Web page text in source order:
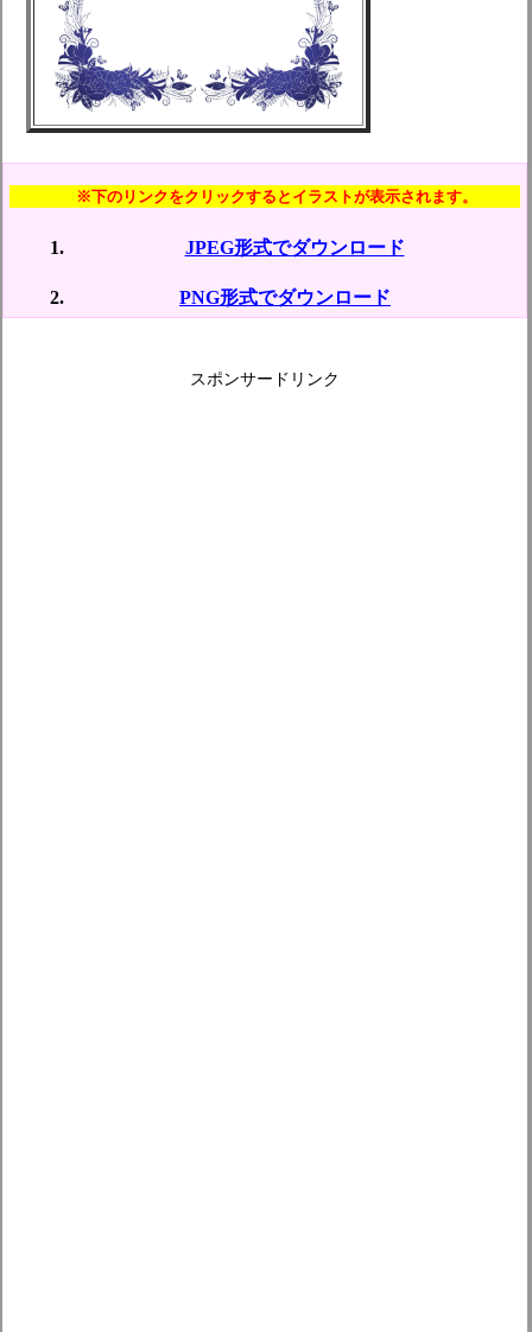
※下のリンクをクリックするとイラストが表示されます。
JPEG形式でダウンロード
PNG形式でダウンロード
スポンサードリンク